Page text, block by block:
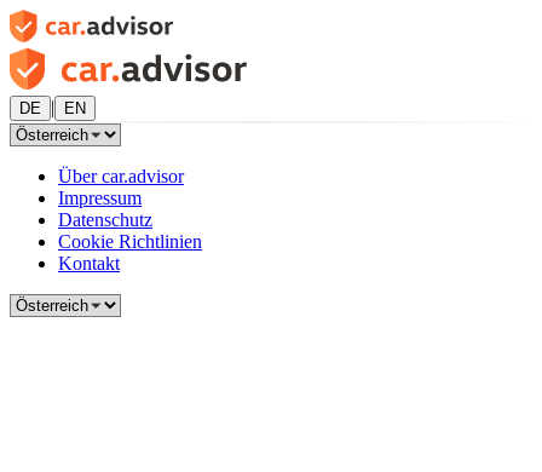
DE | EN
Über car.advisor
Impressum
Datenschutz
Cookie Richtlinien
Kontakt